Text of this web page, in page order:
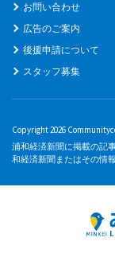
お問い合わせ
広告のご案内
後援申請について
スタッフ募集
Copyright 2026
浦和経済新聞に掲載の記
和経済新聞またはその情